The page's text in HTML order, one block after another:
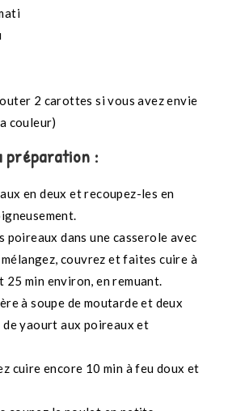
2 carottes si vous avez envie
couleur)
préparation :
en deux et recoupez-les en
poireaux dans une casserole avec
mélangez, couvrez et faites cuire à
25 min environ, en remuant.
à soupe de moutarde et deux
de yaourt aux poireaux et
cuire encore 10 min à feu doux et